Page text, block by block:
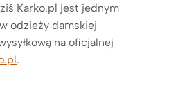
Karko.pl jest jednym
odzieży damskiej
na oficjalnej
.